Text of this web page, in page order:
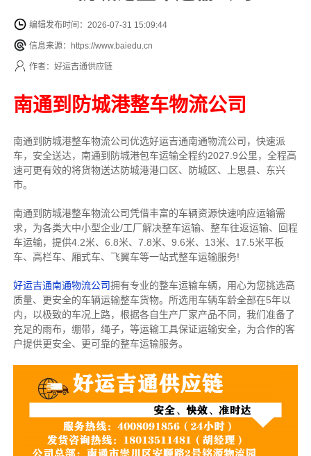
编辑发布时间：2026-07-31 15:09:44
信息来源：https://www.baiedu.cn
作者：好运吉通供应链
南通到防城港整车物流公司
南通到防城港整车物流公司优选好运吉通南通物流公司，快速派
车，安全送达，南通到防城港包车运输全程约2027.9公里，全程高
速可更有效的将货物送达防城港港口区、防城区、上思县、东兴
市。
南通到防城港整车物流公司凭借丰富的车辆资源快速响应运输需
求，为各类大中小型企业/工厂解决整车运输、整车往返运输、回程
车运输， 提供4.2米、6.8米、7.8米、9.6米、13米、17.5米平板
车、高栏车、厢式车、飞翼车等一站式整车运输服务!
好运吉通南通物流公司拥有专业的整车运输车辆，用心为您挑选高
质量、更安全的车辆运输整车货物。所选用车辆车龄全部在5年以
内，以极致的车况上路，根据各自生产厂家产品不同，我们准备了
充足的雨布，绷带，绳子，等运输工具保证运输安全，为合作的客
户提供更安全、更可靠的整车运输服务。